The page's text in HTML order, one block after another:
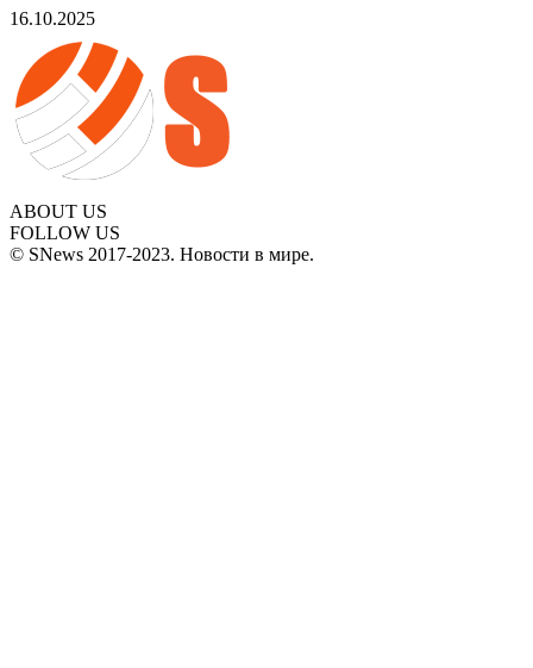
16.10.2025
ABOUT US
FOLLOW US
© SNews 2017-2023. Новости в мире.